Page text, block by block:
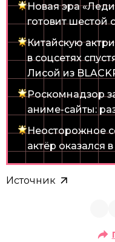
Новая эра
готовит шестой
Китайскую
в соцсетях
Лисой из
Роскомнадзор
аниме-сайты:
Неосторожное
актёр оказался
Источник